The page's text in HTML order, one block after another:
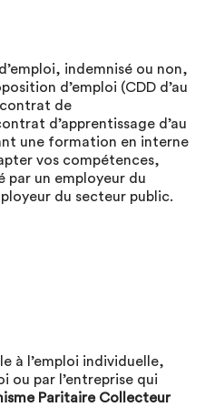
indemnisé ou non,
d’emploi (CDD d’au
contrat de
d’apprentissage d’au
une formation en interne
vos compétences,
par un employeur du
du secteur public.
à l’emploi individuelle,
ou par l’entreprise qui
Paritaire Collecteur